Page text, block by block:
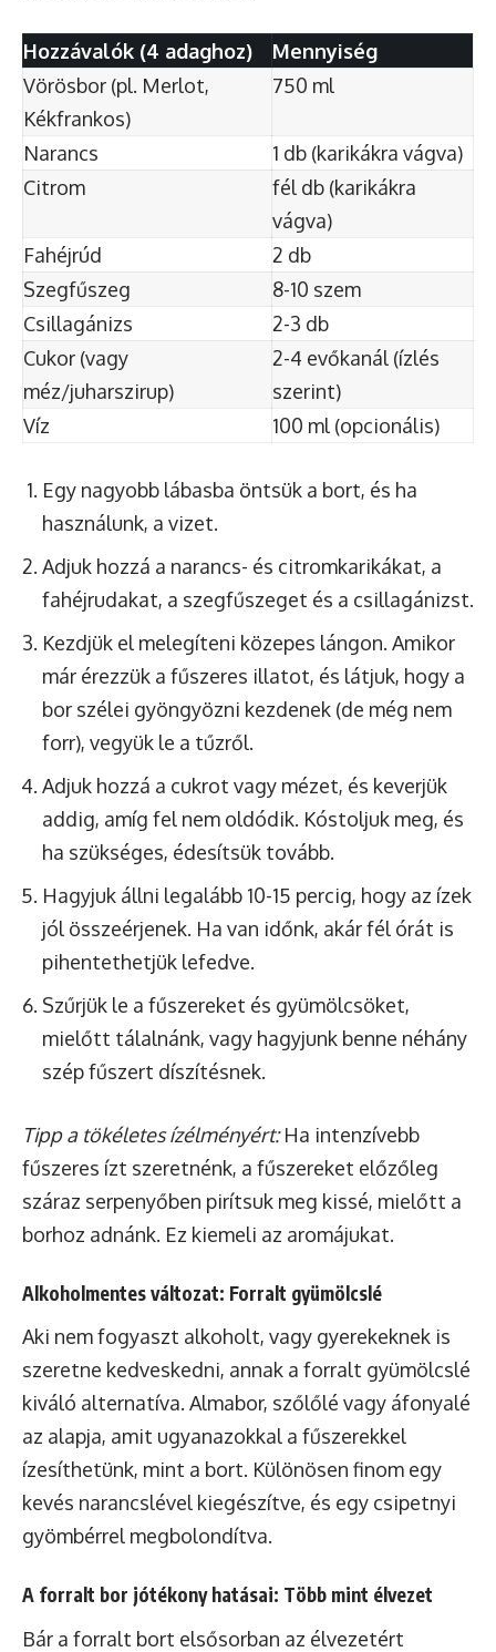
Hozzávalók (4 adaghoz)
Mennyiség
Vörösbor (pl. Merlot,
Kékfrankos)
750 ml
Narancs
1 db (karikákra vágva)
Citrom
fél db (karikákra
vágva)
Fahéjrúd
2 db
Szegfűszeg
8-10 szem
Csillagánizs
2-3 db
Cukor (vagy
méz/juharszirup)
2-4 evőkanál (ízlés
szerint)
Víz
100 ml (opcionális)
Egy nagyobb lábasba öntsük a bort, és ha
használunk, a vizet.
Adjuk hozzá a narancs- és citromkarikákat, a
fahéjrudakat, a szegfűszeget és a csillagánizst.
Kezdjük el melegíteni közepes lángon. Amikor
már érezzük a fűszeres illatot, és látjuk, hogy a
bor szélei gyöngyözni kezdenek (de még nem
forr), vegyük le a tűzről.
Adjuk hozzá a cukrot vagy mézet, és keverjük
addig, amíg fel nem oldódik. Kóstoljuk meg, és
ha szükséges, édesítsük tovább.
Hagyjuk állni legalább 10-15 percig, hogy az ízek
jól összeérjenek. Ha van időnk, akár fél órát is
pihentethetjük lefedve.
Szűrjük le a fűszereket és gyümölcsöket,
mielőtt tálalnánk, vagy hagyjunk benne néhány
szép fűszert díszítésnek.
Tipp a tökéletes ízélményért:Ha intenzívebb
fűszeres ízt szeretnénk, a fűszereket előzőleg
száraz serpenyőben pirítsuk meg kissé, mielőtt a
borhoz adnánk. Ez kiemeli az aromájukat.
Alkoholmentes változat: Forralt gyümölcslé
Aki nem fogyaszt alkoholt, vagy gyerekeknek is
szeretne kedveskedni, annak a forralt gyümölcslé
kiváló alternatíva. Almabor, szőlőlé vagy áfonyalé
az alapja, amit ugyanazokkal a fűszerekkel
ízesíthetünk, mint a bort. Különösen finom egy
kevés narancslével kiegészítve, és egy csipetnyi
gyömbérrel megbolondítva.
A forralt bor jótékony hatásai: Több mint élvezet
Bár a forralt bort elsősorban az élvezetért